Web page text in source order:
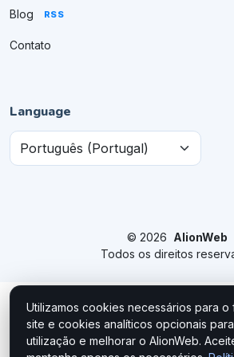
Blog RSS
Contato
Language
© 2026 AlionWeb
Todos os direitos
Utilizamos cookies necessários para o
site e cookies analíticos opcionais
utilização e melhorar o AlionWeb.